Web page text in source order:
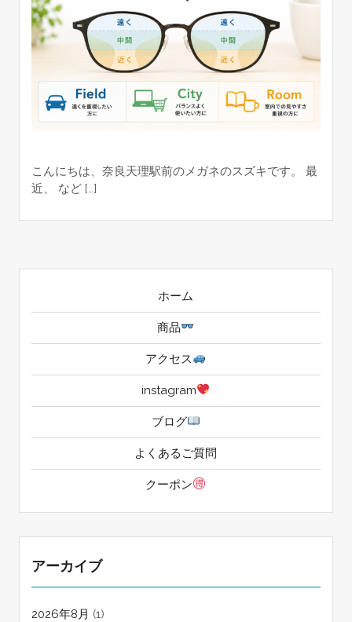
こんにちは、奈良天理駅前のメガネのスズキです。 最
近、 など […]
ホーム
商品
アクセス
instagram
ブログ
よくあるご質問
クーポン
アーカイブ
2026年8月 (1)